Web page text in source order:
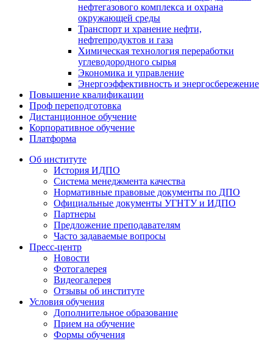
нефтегазового комплекса и охрана
окружающей среды
Транспорт и хранение нефти,
нефтепродуктов и газа
Химическая технология переработки
углеводородного сырья
Экономика и управление
Энергоэффективность и энергосбережение
Повышение квалификации
Проф переподготовка
Дистанционное обучение
Корпоративное обучение
Платформа
Об институте
История ИДПО
Система менеджмента качества
Нормативные правовые документы по ДПО
Официальные документы УГНТУ и ИДПО
Партнеры
Предложение преподавателям
Часто задаваемые вопросы
Пресс-центр
Новости
Фотогалерея
Видеогалерея
Отзывы об институте
Условия обучения
Дополнительное образование
Прием на обучение
Формы обучения